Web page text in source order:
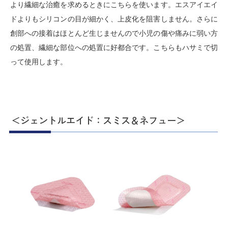
より繊細な治癒を求めるときにこちらを使います。エスアイエイ
ドよりもシリコンの目が細かく、上皮化を阻害しません。さらに
創部への接着はほとんど生じませんので小児の傷や痛みに弱い方
の処置、繊細な部位への処置に好都合です。こちらもハサミで切
って使用します。
＜ジェントルエイド：スミス＆ネフュー＞